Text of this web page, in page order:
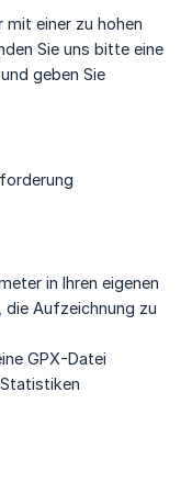
mit einer zu hohen
Sie uns bitte eine
und geben Sie
in Ihren eigenen
die Aufzeichnung zu
GPX-Datei